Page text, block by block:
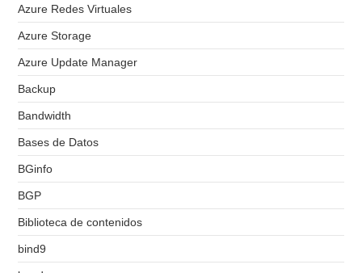
Azure Redes Virtuales
Azure Storage
Azure Update Manager
Backup
Bandwidth
Bases de Datos
BGinfo
BGP
Biblioteca de contenidos
bind9